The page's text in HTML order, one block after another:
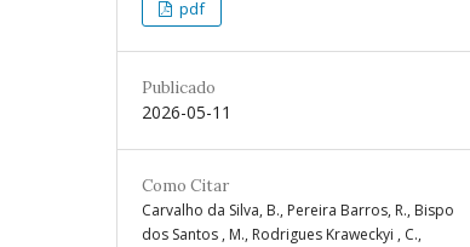
pdf
Publicado
2026-05-11
Como Citar
Carvalho da Silva, B., Pereira Barros, R., Bispo
dos Santos , M., Rodrigues Kraweckyi , C.,